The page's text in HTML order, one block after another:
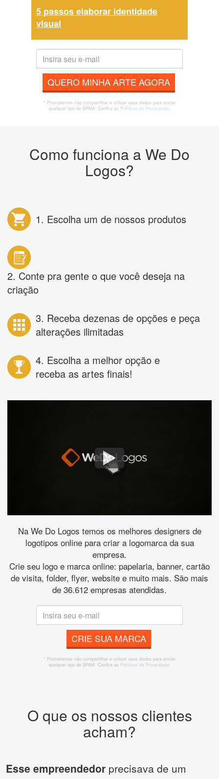
5 passos elaborar identidade
visual
QUERO MINHA ARTE AGORA
* Prometemos não compartilhar e utilizar seus dados para enviar
qualquer tipo de SPAM. Confira as Políticas de Privacidade.
Como funciona a We Do
Logos?
1. Escolha um de nossos produtos
2. Conte pra gente o que você deseja na
criação
3. Receba dezenas de opções e peça
alterações ilimitadas
4. Escolha a melhor opção e
receba as artes finais!
Na We Do Logos temos os melhores designers de
logotipos online para criar a logomarca da sua
empresa.
Crie seu logo e marca online: papelaria, banner, cartão
de visita, folder, flyer, website e muito mais. São mais
de 36.612 empresas atendidas.
CRIE SUA MARCA
* Prometemos não compartilhar e utilizar seus dados para enviar
qualquer tipo de SPAM. Confira as Políticas de Privacidade.
O que os nossos clientes
acham?
Esse empreendedor precisava de um